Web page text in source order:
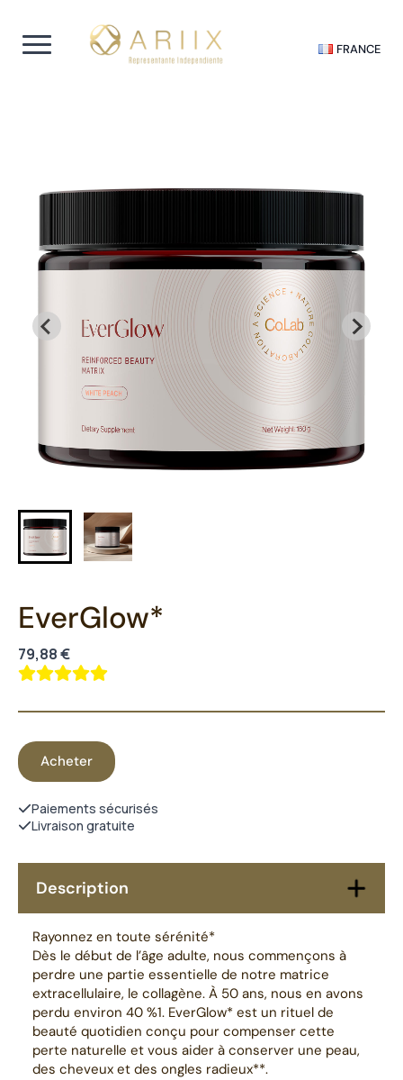
FRANCE
EverGlow*
79,88 €
Acheter
Paiements sécurisés
Livraison gratuite
Description
Rayonnez en toute sérénité*
Dès le début de l’âge adulte, nous commençons à
perdre une partie essentielle de notre matrice
extracellulaire, le collagène. À 50 ans, nous en avons
perdu environ 40 %1. EverGlow* est un rituel de
beauté quotidien conçu pour compenser cette
perte naturelle et vous aider à conserver une peau,
des cheveux et des ongles radieux**.